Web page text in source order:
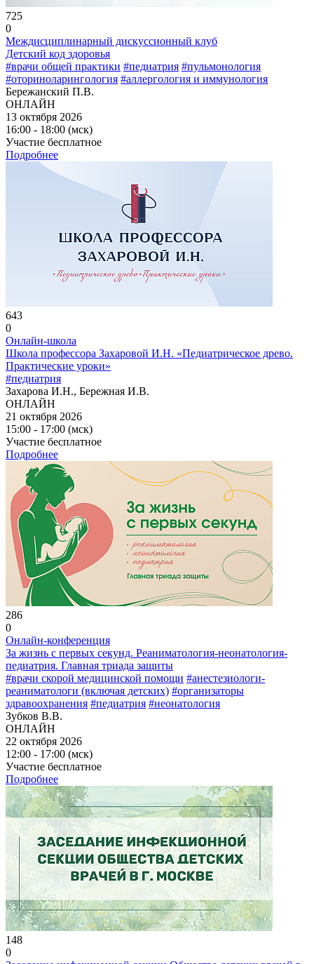
725
0
Междисциплинарный дискуссионный клуб
Детский код здоровья
#врачи общей практики #педиатрия #пульмонология
#оториноларингология #аллергология и иммунология
Бережанский П.В.
ОНЛАЙН
13 октября 2026
16:00 - 18:00 (мск)
Участие бесплатное
Подробнее
643
0
Онлайн-школа
Школа профессора Захаровой И.Н. «Педиатрическое древо.
Практические уроки»
#педиатрия
Захарова И.Н., Бережная И.В.
ОНЛАЙН
21 октября 2026
15:00 - 17:00 (мск)
Участие бесплатное
Подробнее
286
0
Онлайн-конференция
За жизнь с первых секунд. Реаниматология-неонатология-
педиатрия. Главная триада защиты
#врачи скорой медицинской помощи #анестезиологи-
реаниматологи (включая детских) #организаторы
здравоохранения #педиатрия #неонатология
Зубков В.В.
ОНЛАЙН
22 октября 2026
12:00 - 17:00 (мск)
Участие бесплатное
Подробнее
148
0